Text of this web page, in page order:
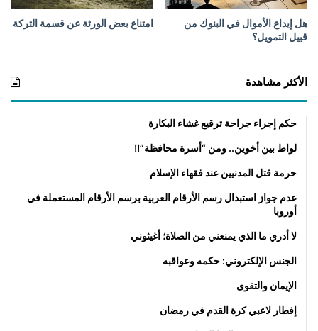
و
ر
ا
ة
هل إيداع الأموال في البنوك من
قبيل التمويل؟
امتناع بعض الورثة عن قسمة التركة
الأكثر مشاهدة
حكم إجراء جراحة ترقيع غشاء البكارة
لواط بين أخوين.. ومن “أسرة محافظة”!!
حرمة قتل المدنيين عند فقهاء الإسلام
عدم جواز استبدال رسم الأرقام العربية برسم الأرقام المستعملة في
أوروبا
لا أدري ما الذي يمنعني من الصلاة؛ أغيثوني
الجنس الإلكتروني: حكمه وعواقبه
الإيمان والتقوى
إفطار لاعبي كرة القدم في رمضان